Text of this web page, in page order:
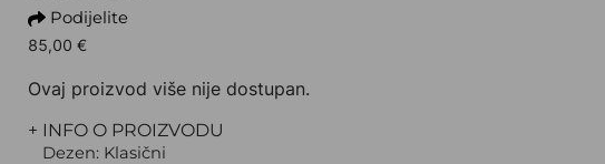
Podijelite
85,00 €
Ovaj proizvod više nije dostupan.
+ INFO O PROIZVODU
Dezen: Klasični